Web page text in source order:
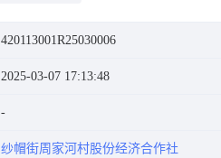
420113001R25030006
2025-03-07 17:13:48
纱帽街周家河村股份经济合作社